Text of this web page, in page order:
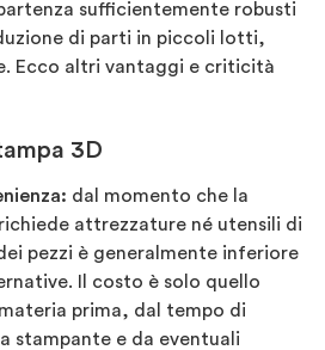
sufficientemente robusti
di parti in piccoli lotti,
Ecco altri vantaggi e criticità
3D
dal momento che la
attrezzature né utensili di
pezzi è generalmente inferiore
Il costo è solo quello
prima, dal tempo di
stampante e da eventuali